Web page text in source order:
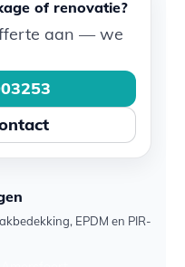
of renovatie?
aan — we
EPDM en PIR-